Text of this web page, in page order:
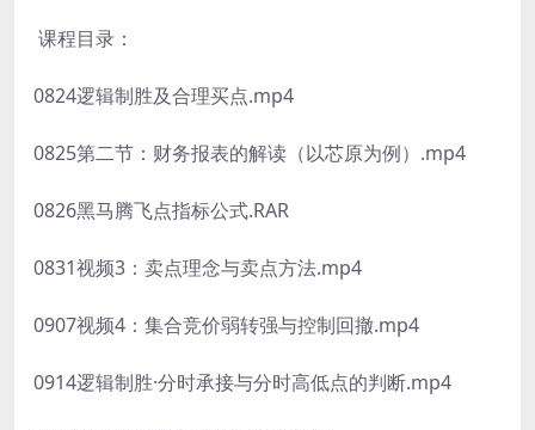
课程目录：
0824逻辑制胜及合理买点.mp4
0825第二节：财务报表的解读（以芯原为例）.mp4
0826黑马腾飞点指标公式.RAR
0831视频3：卖点理念与卖点方法.mp4
0907视频4：集合竞价弱转强与控制回撤.mp4
0914逻辑制胜·分时承接与分时高低点的判断.mp4